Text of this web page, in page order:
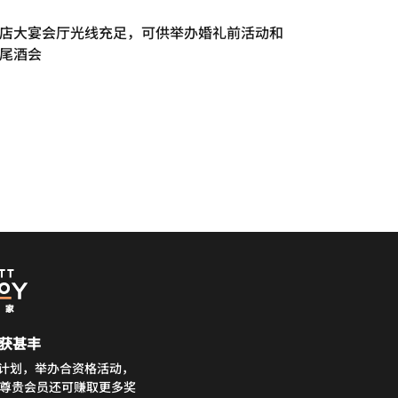
大宴会厅光线充足，可供举办婚礼前活动和
酒会
甚丰
，举办合资格活动，
贵会员还可赚取更多奖